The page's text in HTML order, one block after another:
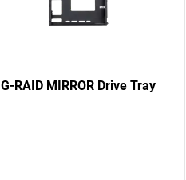
G-RAID MIRROR Drive Tray